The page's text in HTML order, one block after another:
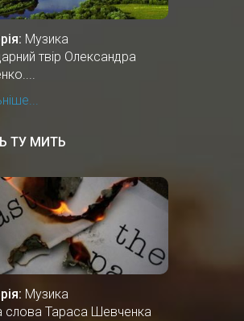
Музика
твір Олександра
ТУ МИТЬ
Музика
слова Тараса Шевченка